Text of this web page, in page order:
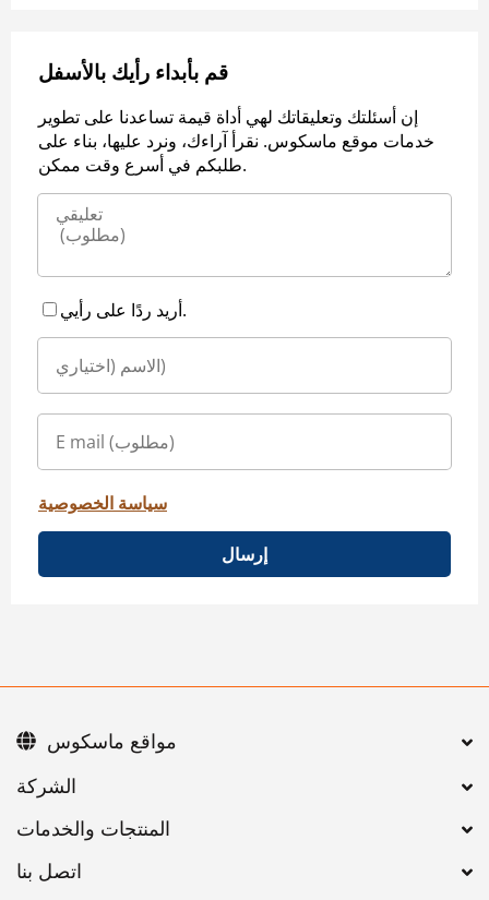
قم بأبداء رأيك بالأسفل
إن أسئلتك وتعليقاتك لهي أداة قيمة تساعدنا على تطوير
خدمات موقع ماسكوس. نقرأ آراءك، ونرد عليها، بناء على
طلبكم في أسرع وقت ممكن.
أريد ردًا على رأيي.
سياسة الخصوصية
إرسال
اتصل بنا
مواقع ماسكوس